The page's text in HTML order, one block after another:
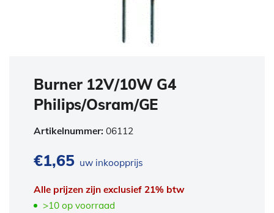
Burner 12V/10W G4
Philips/Osram/GE
Artikelnummer: 06112
€1,65 uw inkoopprijs
Alle prijzen zijn exclusief 21% btw
>10 op voorraad